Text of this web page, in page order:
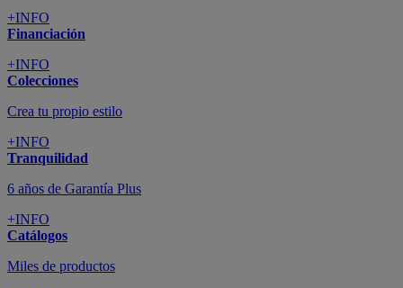
+INFO
Financiación
+INFO
Colecciones
Crea tu propio estilo
+INFO
Tranquilidad
6 años de Garantía Plus
+INFO
Catálogos
Miles de productos